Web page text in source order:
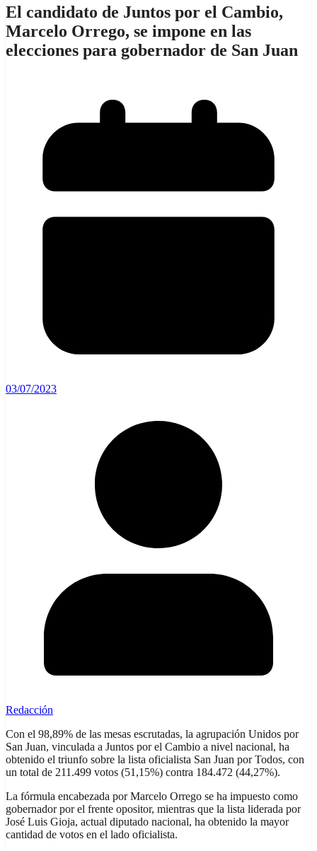
El candidato de Juntos por el Cambio,
Marcelo Orrego, se impone en las
elecciones para gobernador de San Juan
03/07/2023
Redacción
Con el 98,89% de las mesas escrutadas, la agrupación Unidos por
San Juan, vinculada a Juntos por el Cambio a nivel nacional, ha
obtenido el triunfo sobre la lista oficialista San Juan por Todos, con
un total de 211.499 votos (51,15%) contra 184.472 (44,27%).
La fórmula encabezada por Marcelo Orrego se ha impuesto como
gobernador por el frente opositor, mientras que la lista liderada por
José Luis Gioja, actual diputado nacional, ha obtenido la mayor
cantidad de votos en el lado oficialista.